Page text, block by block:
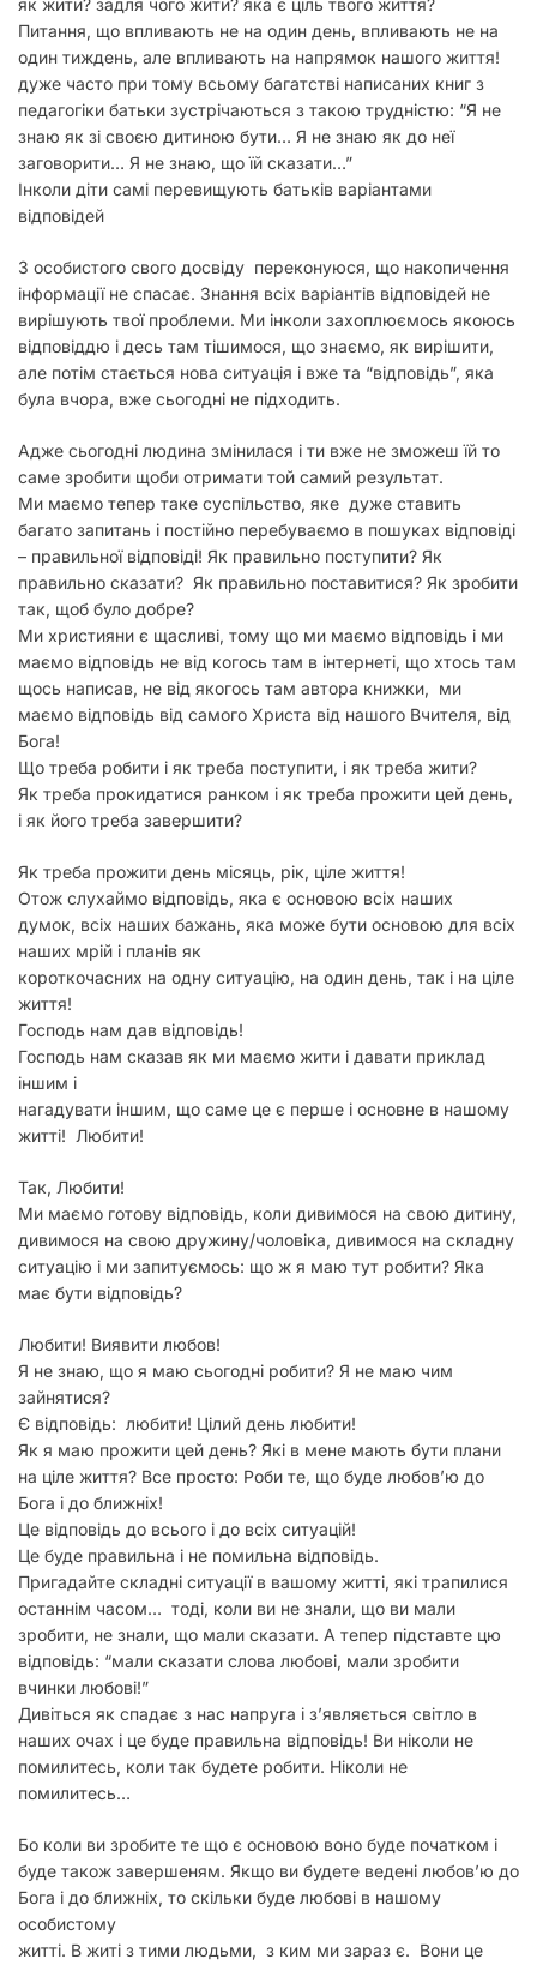
як жити? задля чого жити? яка є ціль твого життя?
Питання, що впливають не на один день, впливають не на
один тиждень, але впливають на напрямок нашого життя!
дуже часто при тому всьому багатстві написаних книг з
педагогіки батьки зустрічаються з такою трудністю: “Я не
знаю як зі своєю дитиною бути… Я не знаю як до неї
заговорити… Я не знаю, що їй сказати…”
Інколи діти самі перевищують батьків варіантами
відповідей
З особистого свого досвіду переконуюся, що накопичення
інформації не спасає. Знання всіх варіантів відповідей не
вирішують твої проблеми. Ми інколи захоплюємось якоюсь
відповіддю і десь там тішимося, що знаємо, як вирішити,
але потім стається нова ситуація і вже та “відповідь”, яка
була вчора, вже сьогодні не підходить.
Адже сьогодні людина змінилася і ти вже не зможеш їй то
саме зробити щоби отримати той самий результат.
Ми маємо тепер таке суспільство, яке дуже ставить
багато запитань і постійно перебуваємо в пошуках відповіді
– правильної відповіді! Як правильно поступити? Як
правильно сказати? Як правильно поставитися? Як зробити
так, щоб було добре?
Ми християни є щасливі, тому що ми маємо відповідь і ми
маємо відповідь не від когось там в інтернеті, що хтось там
щось написав, не від якогось там автора книжки, ми
маємо відповідь від самого Христа від нашого Вчителя, від
Бога!
Що треба робити і як треба поступити, і як треба жити?
Як треба прокидатися ранком і як треба прожити цей день,
і як його треба завершити?
Як треба прожити день місяць, рік, ціле життя!
Отож слухаймо відповідь, яка є основою всіх наших
думок, всіх наших бажань, яка може бути основою для всіх
наших мрій і планів як
короткочасних на одну ситуацію, на один день, так і на ціле
життя!
Господь нам дав відповідь!
Господь нам сказав як ми маємо жити і давати приклад
іншим і
нагадувати іншим, що саме це є перше і основне в нашому
житті! Любити!
Так, Любити!
Ми маємо готову відповідь, коли дивимося на свою дитину,
дивимося на свою дружину/чоловіка, дивимося на складну
ситуацію і ми запитуємось: що ж я маю тут робити? Яка
має бути відповідь?
Любити! Виявити любов!
Я не знаю, що я маю сьогодні робити? Я не маю чим
зайнятися?
Є відповідь: любити! Цілий день любити!
Як я маю прожити цей день? Які в мене мають бути плани
на ціле життя? Все просто: Роби те, що буде любов’ю до
Бога і до ближніх!
Це відповідь до всього і до всіх ситуацій!
Це буде правильна і не помильна відповідь.
Пригадайте складні ситуації в вашому житті, які трапилися
останнім часом… тоді, коли ви не знали, що ви мали
зробити, не знали, що мали сказати. А тепер підставте цю
відповідь: “мали сказати слова любові, мали зробити
вчинки любові!”
Дивіться як спадає з нас напруга і з’являється світло в
наших очах і це буде правильна відповідь! Ви ніколи не
помилитесь, коли так будете робити. Ніколи не
помилитесь…
Бо коли ви зробите те що є основою воно буде початком і
буде також завершеням. Якщо ви будете ведені любов’ю до
Бога і до ближніх, то скільки буде любові в нашому
особистому
житті. В житі з тими людьми, з ким ми зараз є. Вони це